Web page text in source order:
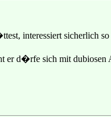
interessiert sicherlich
d�rfe sich mit